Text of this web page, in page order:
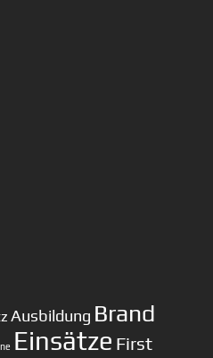
Ausbildung Brand
Einsätze First